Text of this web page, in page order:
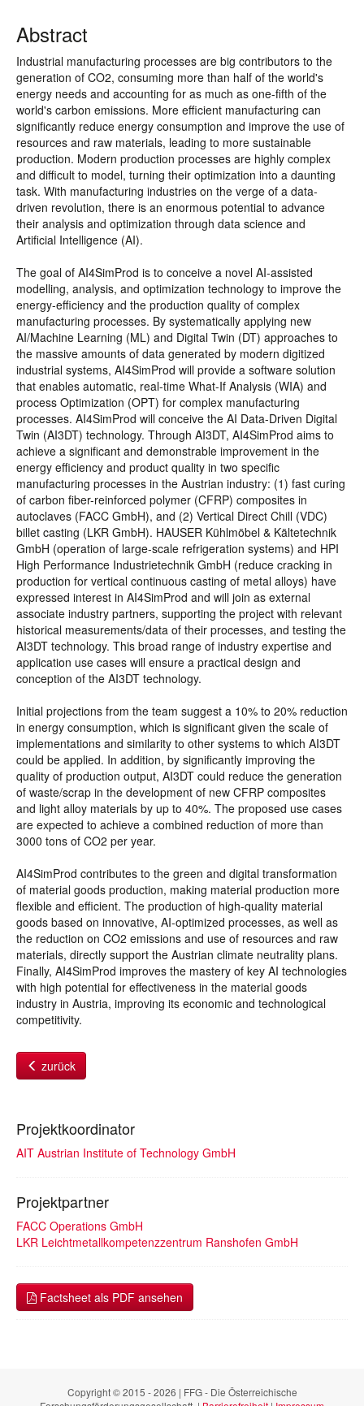
Abstract
Industrial manufacturing processes are big contributors to the
generation of CO2, consuming more than half of the world's
energy needs and accounting for as much as one-fifth of the
world's carbon emissions. More efficient manufacturing can
significantly reduce energy consumption and improve the use of
resources and raw materials, leading to more sustainable
production. Modern production processes are highly complex
and difficult to model, turning their optimization into a daunting
task. With manufacturing industries on the verge of a data-
driven revolution, there is an enormous potential to advance
their analysis and optimization through data science and
Artificial Intelligence (AI).
The goal of AI4SimProd is to conceive a novel AI-assisted
modelling, analysis, and optimization technology to improve the
energy-efficiency and the production quality of complex
manufacturing processes. By systematically applying new
AI/Machine Learning (ML) and Digital Twin (DT) approaches to
the massive amounts of data generated by modern digitized
industrial systems, AI4SimProd will provide a software solution
that enables automatic, real-time What-If Analysis (WIA) and
process Optimization (OPT) for complex manufacturing
processes. AI4SimProd will conceive the AI Data-Driven Digital
Twin (AI3DT) technology. Through AI3DT, AI4SimProd aims to
achieve a significant and demonstrable improvement in the
energy efficiency and product quality in two specific
manufacturing processes in the Austrian industry: (1) fast curing
of carbon fiber-reinforced polymer (CFRP) composites in
autoclaves (FACC GmbH), and (2) Vertical Direct Chill (VDC)
billet casting (LKR GmbH). HAUSER Kühlmöbel & Kältetechnik
GmbH (operation of large-scale refrigeration systems) and HPI
High Performance Industrietechnik GmbH (reduce cracking in
production for vertical continuous casting of metal alloys) have
expressed interest in AI4SimProd and will join as external
associate industry partners, supporting the project with relevant
historical measurements/data of their processes, and testing the
AI3DT technology. This broad range of industry expertise and
application use cases will ensure a practical design and
conception of the AI3DT technology.
Initial projections from the team suggest a 10% to 20% reduction
in energy consumption, which is significant given the scale of
implementations and similarity to other systems to which AI3DT
could be applied. In addition, by significantly improving the
quality of production output, AI3DT could reduce the generation
of waste/scrap in the development of new CFRP composites
and light alloy materials by up to 40%. The proposed use cases
are expected to achieve a combined reduction of more than
3000 tons of CO2 per year.
AI4SimProd contributes to the green and digital transformation
of material goods production, making material production more
flexible and efficient. The production of high-quality material
goods based on innovative, AI-optimized processes, as well as
the reduction on CO2 emissions and use of resources and raw
materials, directly support the Austrian climate neutrality plans.
Finally, AI4SimProd improves the mastery of key AI technologies
with high potential for effectiveness in the material goods
industry in Austria, improving its economic and technological
competitivity.
zurück
Projektkoordinator
AIT Austrian Institute of Technology GmbH
Projektpartner
FACC Operations GmbH
LKR Leichtmetallkompetenzzentrum Ranshofen GmbH
Factsheet als PDF ansehen
Copyright © 2015 - 2026 | FFG - Die Österreichische